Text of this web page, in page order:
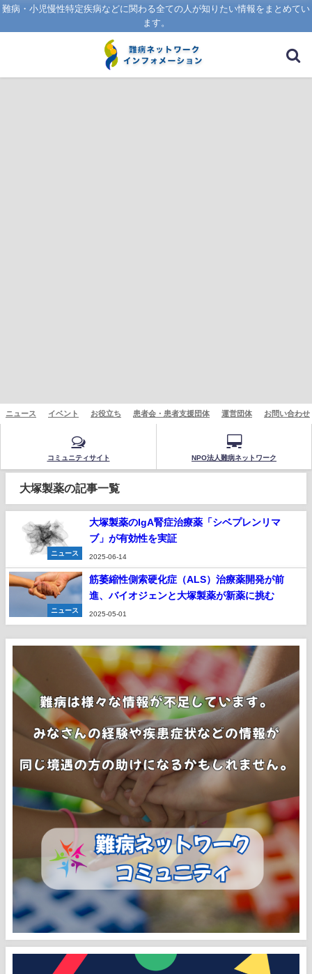
難病・小児慢性特定疾病などに関わる全ての人が知りたい情報をまとめてい
ます。
ニュース イベント お役立ち 患者会・患者支援団体 運営団体 お問い合わせ
コミュニティサイト NPO法人難病ネットワーク
大塚製薬の記事一覧
ニュース
大塚製薬のIgA腎症治療薬「シベプレンリマ
ブ」が有効性を実証
2025-06-14
ニュース
筋萎縮性側索硬化症（ALS）治療薬開発が前
進、バイオジェンと大塚製薬が新薬に挑む
2025-05-01